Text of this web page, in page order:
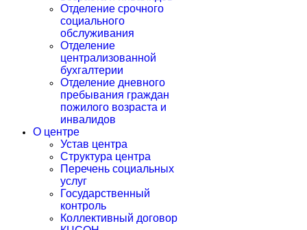
Отделение срочного
социального
обслуживания
Отделение
централизованной
бухгалтерии
Отделение дневного
пребывания граждан
пожилого возраста и
инвалидов
О центре
Устав центра
Структура центра
Перечень социальных
услуг
Государственный
контроль
Коллективный договор